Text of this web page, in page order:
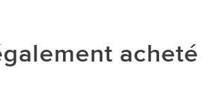
acheté